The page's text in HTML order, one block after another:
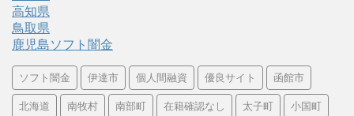
高知県
鳥取県
鹿児島ソフト闇金
ソフト闇金 伊達市 個人間融資 優良サイト 函館市
北海道 南牧村 南部町 在籍確認なし 太子町 小国町